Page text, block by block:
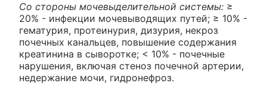
Со стороны мочевыделительной системы: ≥
20% - инфекции мочевыводящих путей; ≥ 10% -
гематурия, протеинурия, дизурия, некроз
почечных канальцев, повышение содержания
креатинина в сыворотке; < 10% - почечные
нарушения, включая стеноз почечной артерии,
недержание мочи, гидронефроз.